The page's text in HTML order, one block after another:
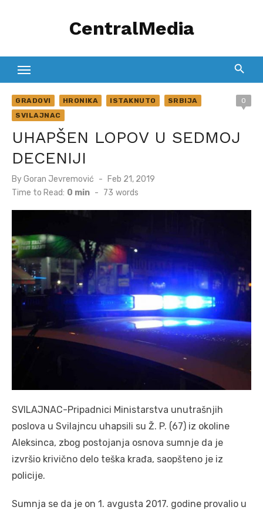
CentralMedia
GRADOVI HRONIKA ISTAKNUTO
SRBIJA
SVILAJNAC
0
UHAPŠEN LOPOV U SEDMOJ
DECENIJI
ByGoran Jevremović
Posted
on
Feb 21, 2019
Time to Read: 0 min - 73 words
SVILAJNAC-Pripadnici Ministarstva unutrašnjih
poslova u Svilajncu uhapsili su Ž. P. (67) iz okoline
Aleksinca, zbog postojanja osnova sumnje da je
izvršio krivično delo teška krađa, saopšteno je iz
policije.
Sumnja se da je on 1. avgusta 2017. godine provalio u